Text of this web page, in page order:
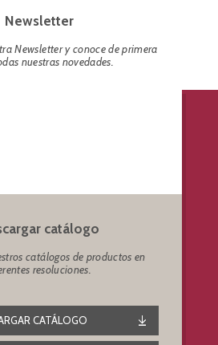
Newsletter
Newsletter y conoce de primera
nuestras novedades.
catálogo
catálogos de productos en
resoluciones.
CATÁLOGO